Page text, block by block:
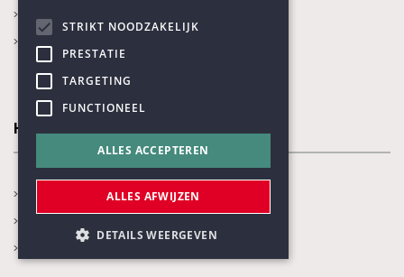
Kalender
Blogs
Humanisme
Ben ik humanist?
Onze thema's
STRIKT NOODZAKELIJK
PRESTATIE
TARGETING
FUNCTIONEEL
ALLES ACCEPTEREN
ALLES AFWIJZEN
DETAILS WEERGEVEN